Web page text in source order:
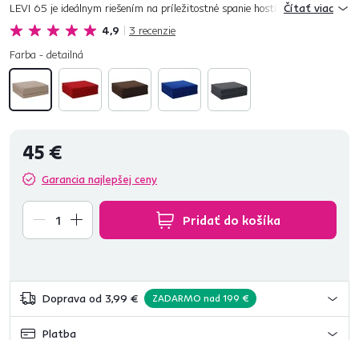
4,9 3 recenzie
LEVI 65 je ideálnym riešením na príležitostné spanie hostí či na
cestovanie. Jadro matraca tvorí polyuretánová pena T-25, ktorá j...
Čítať viac
Farba - detailná
45 €
Garancia najlepšej ceny
Pridať do košíka
Doprava od 3,99 € ZADARMO nad 199 €
Platba